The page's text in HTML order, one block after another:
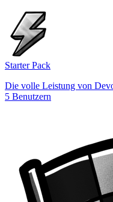
Starter Pack
Die volle Leistung von
5 Benutzern